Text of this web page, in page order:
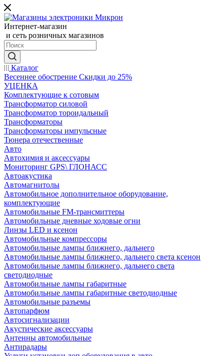
Интернет-магазин
и сеть розничных магазинов
Каталог
Весеннее обострение Скидки до 25%
УЦЕНКА
Комплектующие к сотовым
Трансформатор силовой
Трансформатор тороидальный
Трансформаторы
Трансформаторы импульсные
Тюнера отечественные
Авто
Автохимия и аксессуары
Мониторинг GPS\ ГЛОНАСС
Автоакустика
Автомагнитолы
Автомобильное дополнительное оборудование,
комплектующие
Автомобильные FM-трансмиттеры
Автомобильные дневные ходовые огни
Линзы LED и ксенон
Автомобильные компрессоры
Автомобильные лампы ближнего, дальнего
Автомобильные лампы ближнего, дальнего света ксенон
Автомобильные лампы ближнего, дальнего света
светодиодные
Автомобильные лампы габаритные
Автомобильные лампы габаритные светодиодные
Автомобильные разъемы
Автопарфюм
Автосигнализации
Акустические аксессуары
Антенны автомобильные
Антирадары